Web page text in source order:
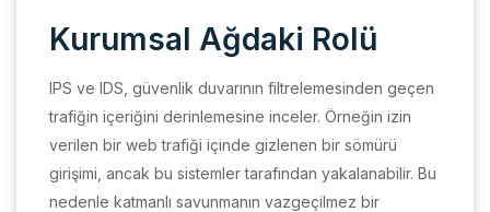
Kurumsal Ağdaki Rolü
IPS ve IDS, güvenlik duvarının filtrelemesinden geçen
trafiğin içeriğini derinlemesine inceler. Örneğin izin
verilen bir web trafiği içinde gizlenen bir sömürü
girişimi, ancak bu sistemler tarafından yakalanabilir. Bu
nedenle katmanlı savunmanın vazgeçilmez bir